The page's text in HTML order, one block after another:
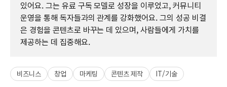
있어요. 그는 유료 구독 모델로 성장을 이루었고, 커뮤니티
운영을 통해 독자들과의 관계를 강화했어요. 그의 성공 비결
은 경험을 콘텐츠로 바꾸는 데 있으며, 사람들에게 가치를
제공하는 데 집중해요.
비즈니스 창업 마케팅 콘텐츠 제작 IT/기술